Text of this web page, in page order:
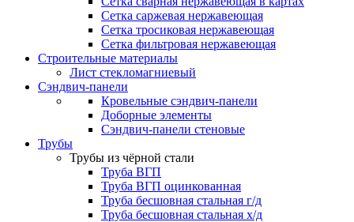
Сетка саржевая нержавеющая
Сетка тросиковая нержавеющая
Сетка фильтровая нержавеющая
Строительные материалы
Лист стекломагниевый
Сэндвич-панели
Кровельные сэндвич-панели
Доборные элементы
Сэндвич-панели стеновые
Трубы
Трубы из чёрной стали
Труба ВГП
Труба ВГП оцинкованная
Труба бесшовная стальная г/д
Труба бесшовная стальная х/д